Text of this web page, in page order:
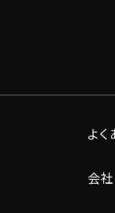
よ
会